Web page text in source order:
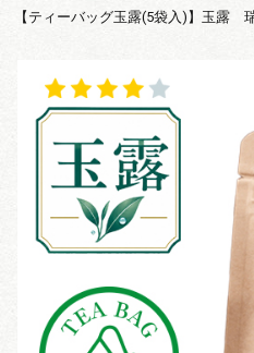
【ティーバッグ玉露(5袋入)】玉露